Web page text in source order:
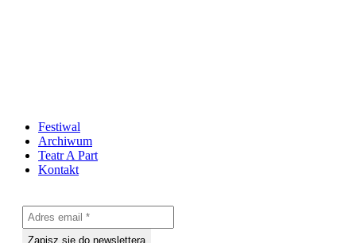
Festiwal
Archiwum
Teatr A Part
Kontakt